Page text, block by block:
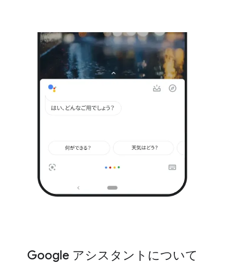
使用してお子様の​アカウントと​デバイスを​
リンクできる​ため、​Google アシスタントは​お子様を​
認識する​ことができます。​お子様が​登録されると、​
お子様が​使用できる Google 以外の​アクションは​
「ファミリー向け」​バッジが​付いた​ものに​限られ、​
アシスタントを​介した​購入など、​特定の​操作が​
行えなくなります。​このような​制限は、​
アシスタントを​使用する​場合の​仕組みに​ついては、
Google for Families ヘルプ
を​ご覧ください。
Google のプライバシーに​関する​お知らせ を​
ご覧ください。
アカウントに​ログインすると、​保存された​
アクティビティに​アクセスして​削除や​エクスポートを​
行うことができます。​お子様の​アクティビティ設定は​
ファミリー リンク アプリの​ほか、​
families.google.com に​アクセスしてお子様の​
プロフィールを​クリックする​ことで​管理できます。​
詳しくは、g.co/childaccounthelp
Google アシスタントに​ついて